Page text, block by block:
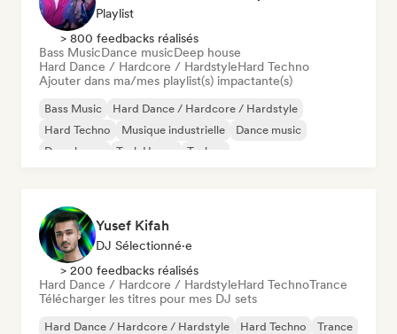
Playlist
> 800 feedbacks réalisés
Bass MusicDance musicDeep house
Hard Dance / Hardcore / HardstyleHard Techno
Ajouter dans ma/mes playlist(s) impactante(s)
Bass Music
Hard Dance / Hardcore / Hardstyle
Hard Techno
Musique industrielle
Dance music
Deep house
Tech House Techno
Yusef Kifah
DJ Sélectionné·e
> 200 feedbacks réalisés
Hard Dance / Hardcore / HardstyleHard TechnoTrance
Télécharger les titres pour mes DJ sets
Hard Dance / Hardcore / Hardstyle Hard Techno Trance